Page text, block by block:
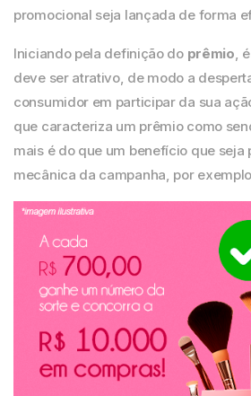
promocional seja lançada de forma
Iniciando pela definição do prêmio,
deve ser atrativo, de modo a
consumidor em participar da sua
que caracteriza um prêmio como
mais é do que um benefício que seja
mecânica da campanha, por